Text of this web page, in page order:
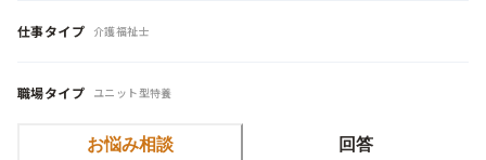
仕事タイプ 介護福祉士
職場タイプ ユニット型特養
お悩み相談 回答